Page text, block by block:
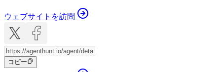
ウェブサイトを訪問
コピー